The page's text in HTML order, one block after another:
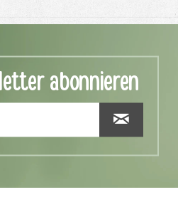
abonnieren